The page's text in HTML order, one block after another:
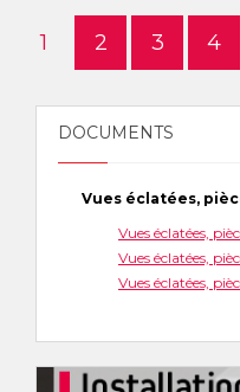
1 2 3 4
DOCUMENTS
Vues éclatées,
Vues éclatées,
Vues éclatées,
Vues éclatées,